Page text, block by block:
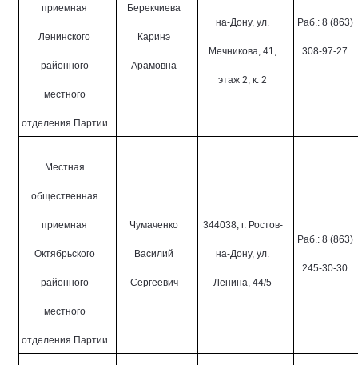
приемная
Ленинского
районного
местного
отделения Партии
Берекчиева
Каринэ
Арамовна
на-Дону, ул.
Мечникова, 41,
этаж 2, к. 2
Раб.: 8 (863)
308-97-27
Местная
общественная
приемная
Октябрьского
районного
местного
отделения Партии
Чумаченко
Василий
Сергеевич
344038, г. Ростов-
на-Дону, ул.
Ленина, 44/5
Раб.: 8 (863)
245-30-30